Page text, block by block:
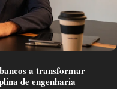
a transformar
de engenharia